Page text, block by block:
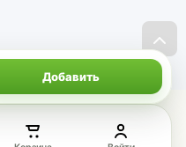
Добавить